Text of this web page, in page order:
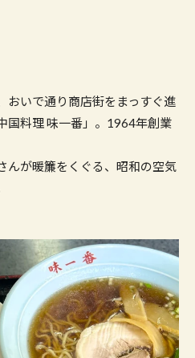
おいで通り商店街をまっすぐ進
国料理 味一番」。1964年創業
んが暖簾をくぐる、昭和の空気